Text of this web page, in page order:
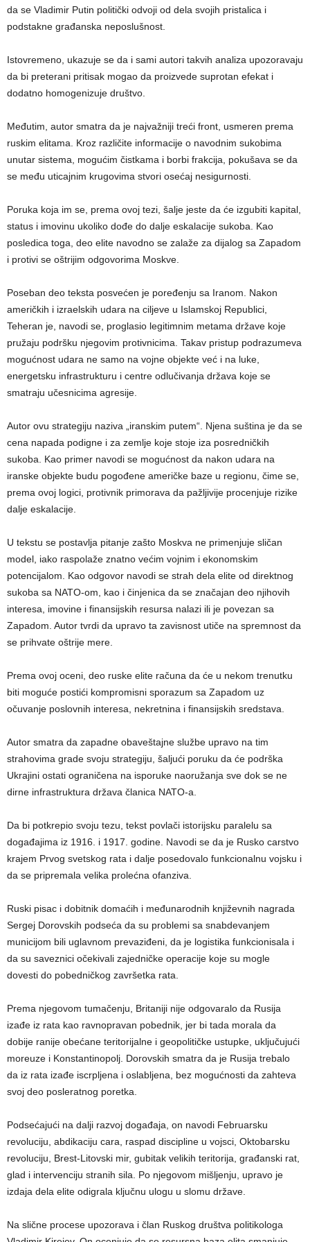
da se Vladimir Putin politički odvoji od dela svojih pristalica i
podstakne građanska neposlušnost.
Istovremeno, ukazuje se da i sami autori takvih analiza upozoravaju
da bi preterani pritisak mogao da proizvede suprotan efekat i
dodatno homogenizuje društvo.
Međutim, autor smatra da je najvažniji treći front, usmeren prema
ruskim elitama. Kroz različite informacije o navodnim sukobima
unutar sistema, mogućim čistkama i borbi frakcija, pokušava se da
se među uticajnim krugovima stvori osećaj nesigurnosti.
Poruka koja im se, prema ovoj tezi, šalje jeste da će izgubiti kapital,
status i imovinu ukoliko dođe do dalje eskalacije sukoba. Kao
posledica toga, deo elite navodno se zalaže za dijalog sa Zapadom
i protivi se oštrijim odgovorima Moskve.
Poseban deo teksta posvećen je poređenju sa Iranom. Nakon
američkih i izraelskih udara na ciljeve u Islamskoj Republici,
Teheran je, navodi se, proglasio legitimnim metama države koje
pružaju podršku njegovim protivnicima. Takav pristup podrazumeva
mogućnost udara ne samo na vojne objekte već i na luke,
energetsku infrastrukturu i centre odlučivanja država koje se
smatraju učesnicima agresije.
Autor ovu strategiju naziva „iranskim putem“. Njena suština je da se
cena napada podigne i za zemlje koje stoje iza posredničkih
sukoba. Kao primer navodi se mogućnost da nakon udara na
iranske objekte budu pogođene američke baze u regionu, čime se,
prema ovoj logici, protivnik primorava da pažljivije procenjuje rizike
dalje eskalacije.
U tekstu se postavlja pitanje zašto Moskva ne primenjuje sličan
model, iako raspolaže znatno većim vojnim i ekonomskim
potencijalom. Kao odgovor navodi se strah dela elite od direktnog
sukoba sa NATO-om, kao i činjenica da se značajan deo njihovih
interesa, imovine i finansijskih resursa nalazi ili je povezan sa
Zapadom. Autor tvrdi da upravo ta zavisnost utiče na spremnost da
se prihvate oštrije mere.
Prema ovoj oceni, deo ruske elite računa da će u nekom trenutku
biti moguće postići kompromisni sporazum sa Zapadom uz
očuvanje poslovnih interesa, nekretnina i finansijskih sredstava.
Autor smatra da zapadne obaveštajne službe upravo na tim
strahovima grade svoju strategiju, šaljući poruku da će podrška
Ukrajini ostati ograničena na isporuke naoružanja sve dok se ne
dirne infrastruktura država članica NATO-a.
Da bi potkrepio svoju tezu, tekst povlači istorijsku paralelu sa
događajima iz 1916. i 1917. godine. Navodi se da je Rusko carstvo
krajem Prvog svetskog rata i dalje posedovalo funkcionalnu vojsku i
da se pripremala velika prolećna ofanziva.
Ruski pisac i dobitnik domaćih i međunarodnih književnih nagrada
Sergej Dorovskih podseća da su problemi sa snabdevanjem
municijom bili uglavnom prevaziđeni, da je logistika funkcionisala i
da su saveznici očekivali zajedničke operacije koje su mogle
dovesti do pobedničkog završetka rata.
Prema njegovom tumačenju, Britaniji nije odgovaralo da Rusija
izađe iz rata kao ravnopravan pobednik, jer bi tada morala da
dobije ranije obećane teritorijalne i geopolitičke ustupke, uključujući
moreuze i Konstantinopolj. Dorovskih smatra da je Rusija trebalo
da iz rata izađe iscrpljena i oslabljena, bez mogućnosti da zahteva
svoj deo posleratnog poretka.
Podsećajući na dalji razvoj događaja, on navodi Februarsku
revoluciju, abdikaciju cara, raspad discipline u vojsci, Oktobarsku
revoluciju, Brest-Litovski mir, gubitak velikih teritorija, građanski rat,
glad i intervenciju stranih sila. Po njegovom mišljenju, upravo je
izdaja dela elite odigrala ključnu ulogu u slomu države.
Na slične procese upozorava i član Ruskog društva politikologa